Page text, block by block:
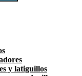
y latiguillos